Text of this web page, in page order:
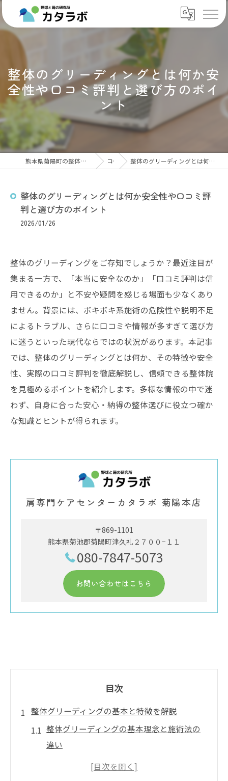
整体のグリーディングとは何か安
全性や口コミ評判と選び方のポイ
ント
熊本県菊陽町の整体なら肩専門ケアセンター カタラボ コラム 整体のグリーディングとは何か安全性や口コミ評判と選び方のポイント
整体のグリーディングとは何か安全性や口コミ評
判と選び方のポイント
2026/01/26
整体のグリーディングをご存知でしょうか？最近注目が
集まる一方で、「本当に安全なのか」「口コミ評判は信
用できるのか」と不安や疑問を感じる場面も少なくあり
ません。背景には、ボキボキ系施術の危険性や説明不足
によるトラブル、さらに口コミや情報が多すぎて選び方
に迷うといった現代ならではの状況があります。本記事
では、整体のグリーディングとは何か、その特徴や安全
性、実際の口コミ評判を徹底解説し、信頼できる整体院
を見極めるポイントを紹介します。多様な情報の中で迷
わず、自身に合った安心・納得の整体選びに役立つ確か
な知識とヒントが得られます。
肩専門ケアセンターカタラボ 菊陽本店
〒869-1101
熊本県菊池郡菊陽町津久礼２７００−１１
080-7847-5073
お問い合わせはこちら
目次
整体グリーディングの基本と特徴を解説
整体グリーディングの基本理念と施術法の
違い
整体で得られる身体調整の効果とは何か